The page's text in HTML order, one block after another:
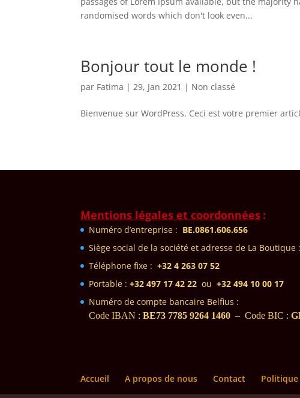
randomised words which don't look even...
Bonjour tout le monde !
par Fatima | 29, Jan 2021 | Non classé
Bienvenue sur WordPress. Ceci est votre premier
Mentions légales et coordonnées :
Numéro d’entreprise : BE.0861.606.656
Siège social de la société et adresse de La Boutique :
Téléphone fixe :+32 4 263 07 52
Portable :+32 497 17 42 22 ou+32 494 10 00 17
Numéro de compte bancaire Belfius :
Code IBAN :BE73 7785 9264 1460 – Code BIC :
Accueil A propos de nous Contact